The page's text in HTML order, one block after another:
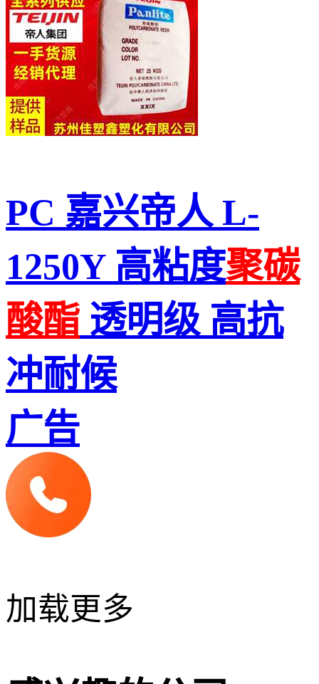
PC 嘉兴帝人 L-
1250Y 高粘度聚碳
酸酯 透明级 高抗
冲耐候
广告
加载更多